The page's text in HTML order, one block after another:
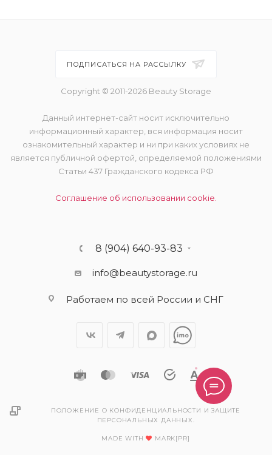
ПОДПИСАТЬСЯ НА РАССЫЛКУ
Copyright © 2011-2026 Beauty Storage
Данный интернет-сайт носит исключительно
информационный характер, вся информация носит
ознакомительный характер и ни при каких условиях не
является публичной офертой, определяемой положениями
Статьи 437 Гражданского кодекса РФ
Соглашение об использовании cookie.
8 (904) 640-93-83
info@beautystorage.ru
Работаем по всей России и СНГ
ПОЛОЖЕНИЕ О КОНФИДЕНЦИАЛЬНОСТИ И ЗАЩИТЕ
ПЕРСОНАЛЬНЫХ ДАННЫХ.
MADE WITH MARK[PR]